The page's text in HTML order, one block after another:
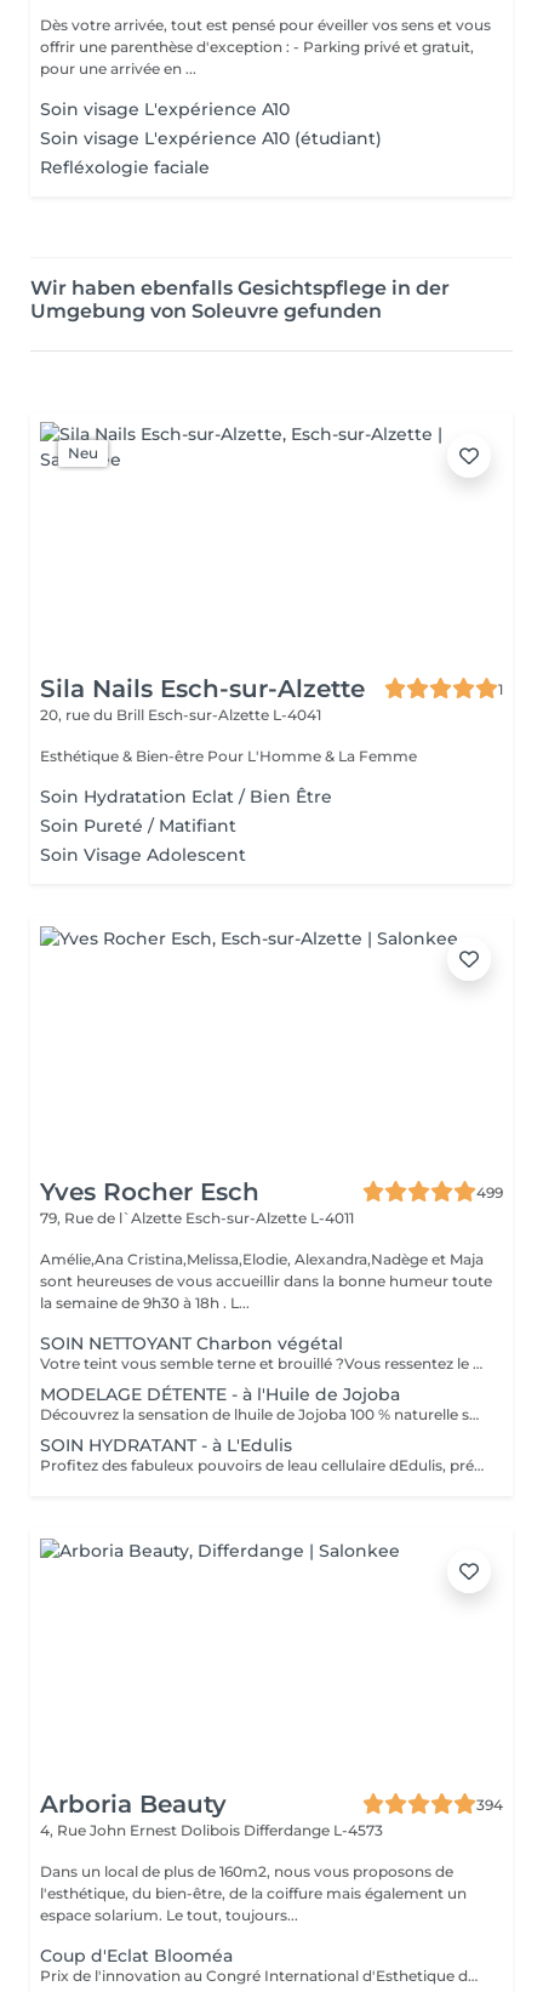
Dès votre arrivée, tout est pensé pour éveiller vos sens et vous
offrir une parenthèse d'exception : - Parking privé et gratuit,
pour une arrivée en ...
Soin visage L'expérience A10
Soin visage L'expérience A10 (étudiant)
Refléxologie faciale
Wir haben ebenfalls Gesichtspflege in der
Umgebung von Soleuvre gefunden
Neu
Sila Nails Esch-sur-Alzette
1
20, rue du Brill Esch-sur-Alzette L-4041
Esthétique & Bien-être Pour L'Homme & La Femme
Soin Hydratation Eclat / Bien Être
Soin Pureté / Matifiant
Soin Visage Adolescent
Yves Rocher Esch
499
79, Rue de l`Alzette Esch-sur-Alzette L-4011
Amélie,Ana Cristina,Melissa,Elodie, Alexandra,Nadège et Maja
sont heureuses de vous accueillir dans la bonne humeur toute
la semaine de 9h30 à 18h . L...
SOIN NETTOYANT Charbon végétal
Votre teint vous semble terne et brouillé ?Vous ressentez le besoin de nettoyer votre peau? Ce soin nettoyant s'adresse à vous. Il permettra de traiter votre peau sans la décaper. Purifié et détoxifié, votre visage retrouve un teint unifié,frais et lumineux. Une vraie bouffée d'oxygène pour votre peau!
MODELAGE DÉTENTE - à l'Huile de Jojoba
Découvrez la sensation de lhuile de Jojoba 100 % naturelle sur votre peau. Nourrie, votre peau retrouve tout son confort. Libéré de ses tensions grâce aux mains habiles de notre esthéticienne, votre visage est détendu. Bénéfices : Nourrie, votre peau retrouve tout son confort.
SOIN HYDRATANT - à L'Edulis
Profitez des fabuleux pouvoirs de leau cellulaire dEdulis, précieuse source dhydratation continue. Après la brumisation du Sérum concentré en eau cellulaire, le Masque Crème ressourçant se transforme en une texture soyeuse qui fond sur votre peau sous le délicat modelage de notre esthéticienne. Bénéfices : Gorgée deau, votre peau retrouve douceur, souplesse et éclat. Retrouvez le confort dune peau hydratée en continu.
Arboria Beauty
394
4, Rue John Ernest Dolibois Differdange L-4573
Dans un local de plus de 160m2, nous vous proposons de
l'esthétique, du bien-être, de la coiffure mais également un
espace solarium. Le tout, toujours...
Coup d'Eclat Blooméa
Prix de l'innovation au Congré International d'Esthetique de Paris, Venez découvrir en exclusivité au Luxembourg la nouvelle technologie Blooméa. Ce soin est un soin complet en 3 actions : la macro-exfoliation, le modelage par microvibrations et la luminothérapie. 1 seule séance mensuelle ou tous les 2 mois pour régénérer régulièrement la peau, ou plus ponctuelle, pour se préparer à une occasion particulière : le coup d'éclat Bloomea® est bien plus efficace qu'un soin manuel classique en institut pour l'entretien d'un visage épuré, plus lisse et harmonieux. Ce soin assure une pénétration optimisée des crèmes, ainsi qu'un meilleur maintien du maquillage.